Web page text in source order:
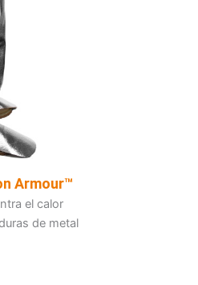
Armour™
el calor
de metal